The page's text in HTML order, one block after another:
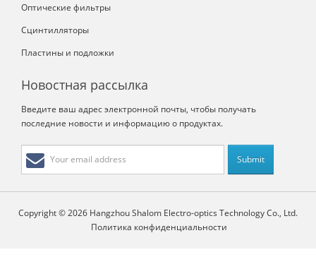
Оптические фильтры
Сцинтилляторы
Пластины и подложки
Новостная рассылка
Введите ваш адрес электронной почты, чтобы получать
последние новости и информацию о продуктах.
Copyright © 2026 Hangzhou Shalom Electro-optics Technology Co., Ltd.
Политика конфиденциальности